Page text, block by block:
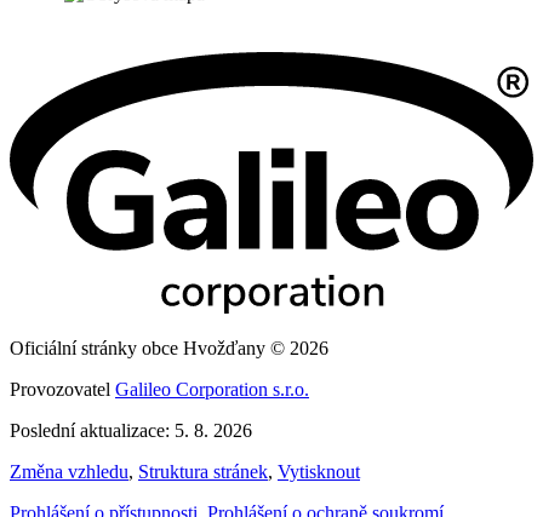
Oficiální stránky obce Hvožďany © 2026
Provozovatel Galileo Corporation s.r.o.
Poslední aktualizace: 5. 8. 2026
Změna vzhledu, Struktura stránek, Vytisknout
Prohlášení o přístupnosti Prohlášení o ochraně soukromí